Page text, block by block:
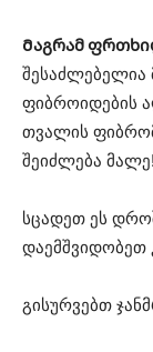
Მაგრამ
შესაძლებელია
ფიბროიდების
თვალის
შეიძლება
სცადეთ ეს
დაემშვიდობეთ
გისურვებთ